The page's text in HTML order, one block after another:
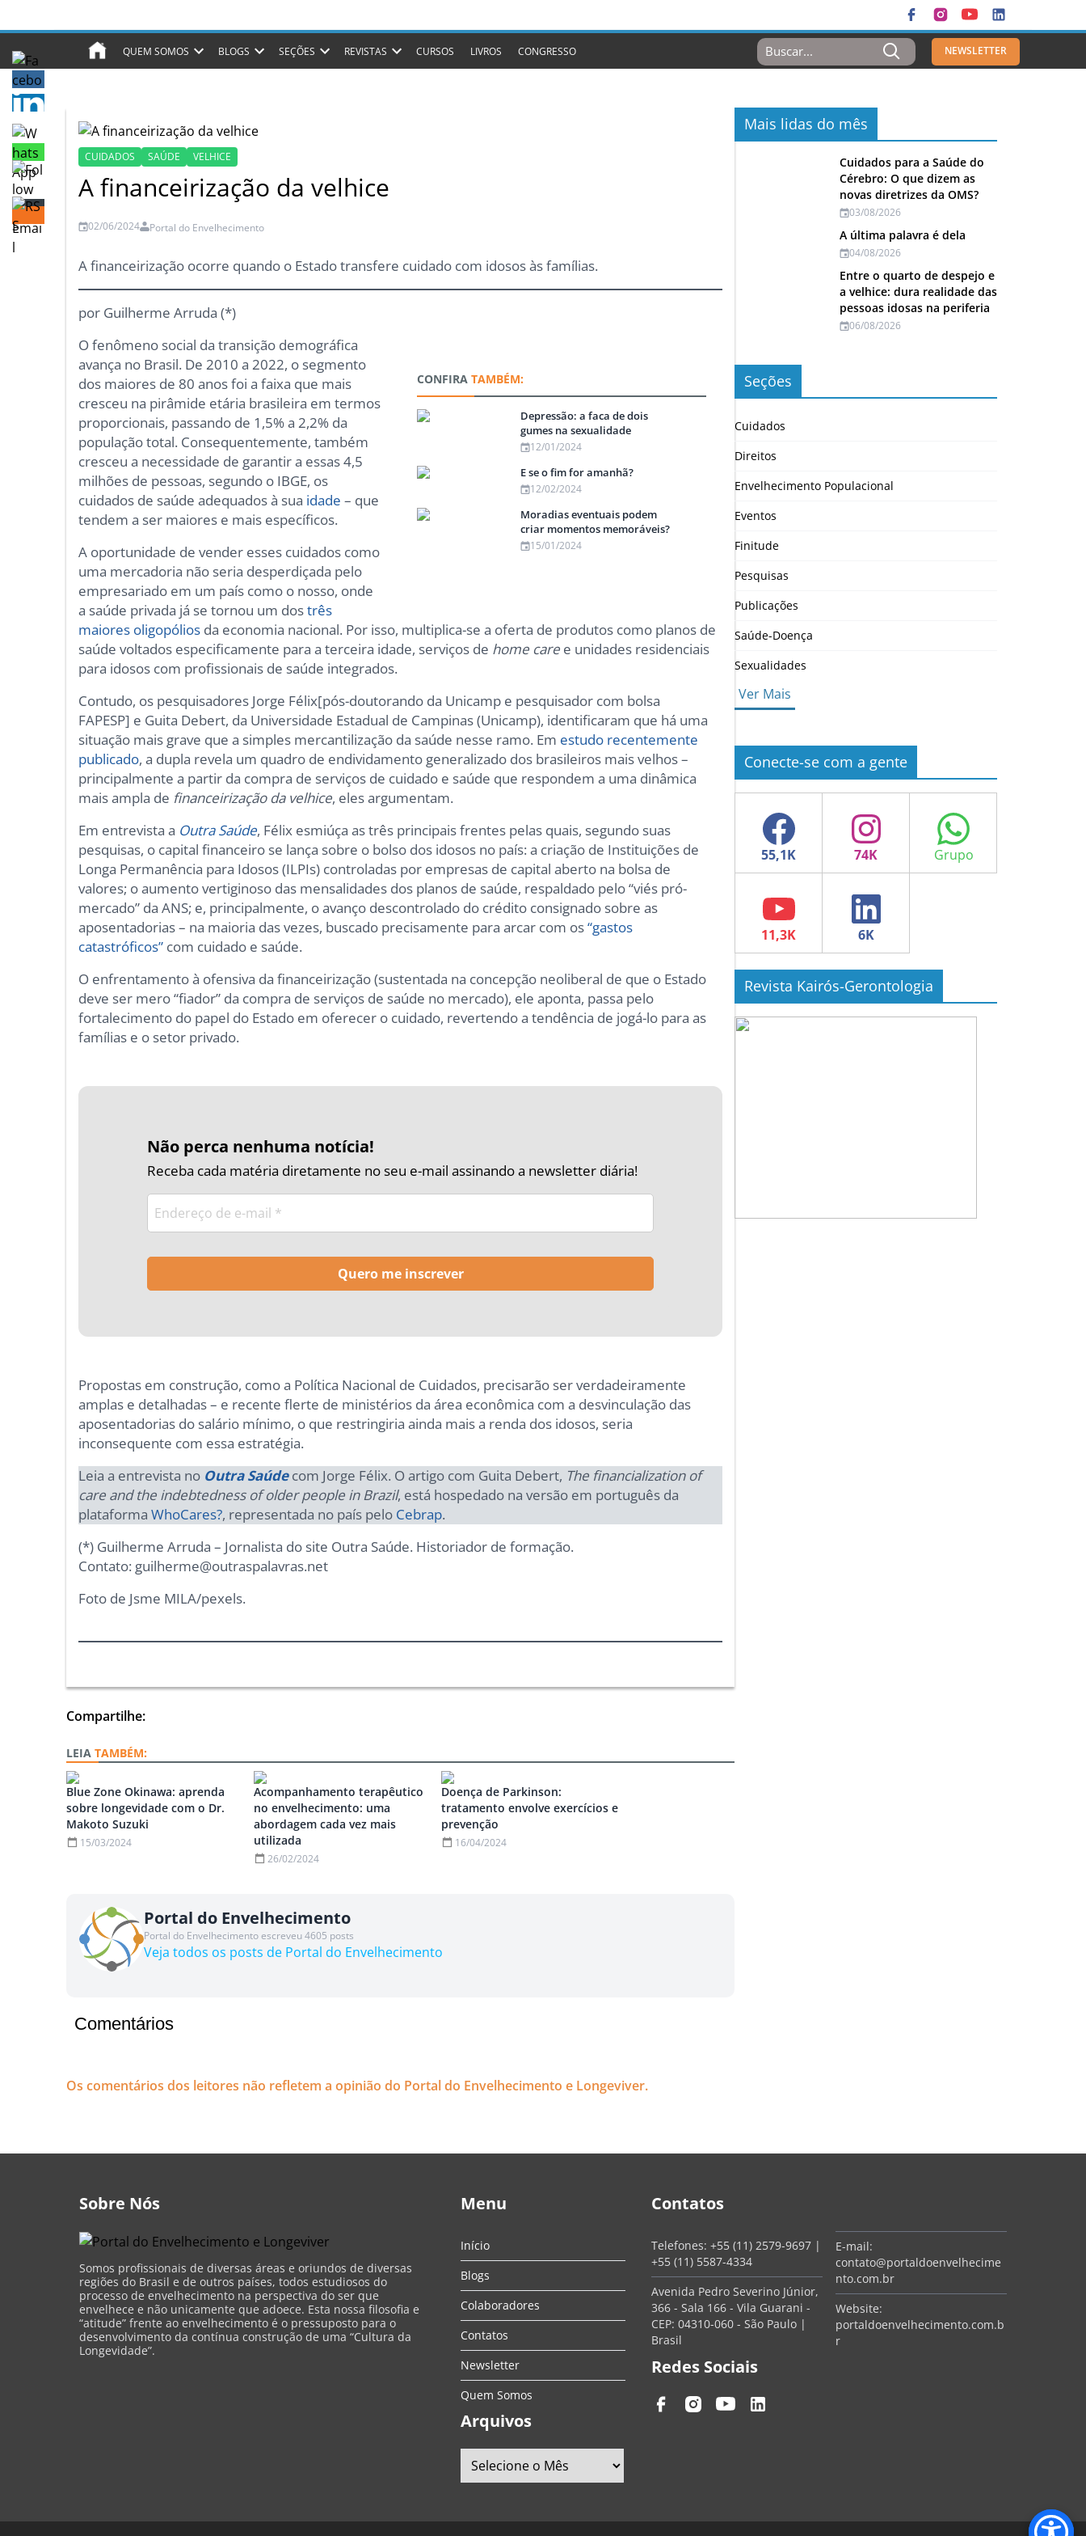
QUEM SOMOS BLOGS SEÇÕES REVISTAS CURSOS LIVROS CONGRESSO
Resultados
Para:
NEWSLETTER
CUIDADOS SAÚDE VELHICE
A financeirização da velhice
02/06/2024 Portal do Envelhecimento
A financeirização ocorre quando o Estado transfere cuidado com idosos às famílias.
por Guilherme Arruda (*)
CONFIRA TAMBÉM:
Depressão: a faca de dois
gumes na sexualidade
12/01/2024
E se o fim for amanhã?
12/02/2024
Moradias eventuais podem
criar momentos memoráveis?
15/01/2024
O fenômeno social da transição demográfica
avança no Brasil. De 2010 a 2022, o segmento
dos maiores de 80 anos foi a faixa que mais
cresceu na pirâmide etária brasileira em termos
proporcionais, passando de 1,5% a 2,2% da
população total. Consequentemente, também
cresceu a necessidade de garantir a essas 4,5
milhões de pessoas, segundo o IBGE, os
cuidados de saúde adequados à sua idade – que
tendem a ser maiores e mais específicos.
A oportunidade de vender esses cuidados como
uma mercadoria não seria desperdiçada pelo
empresariado em um país como o nosso, onde
a saúde privada já se tornou um dostrês
maiores oligopólios da economia nacional. Por isso, multiplica-se a oferta de produtos como planos de
saúde voltados especificamente para a terceira idade, serviços de home care e unidades residenciais
para idosos com profissionais de saúde integrados.
Contudo, os pesquisadores Jorge Félix[pós-doutorando da Unicamp e pesquisador com bolsa
FAPESP] e Guita Debert, da Universidade Estadual de Campinas (Unicamp), identificaram que há uma
situação mais grave que a simples mercantilização da saúde nesse ramo. Em estudo recentemente
publicado, a dupla revela um quadro de endividamento generalizado dos brasileiros mais velhos –
principalmente a partir da compra de serviços de cuidado e saúde que respondem a uma dinâmica
mais ampla de financeirização da velhice, eles argumentam.
Em entrevista a Outra Saúde, Félix esmiúça as três principais frentes pelas quais, segundo suas
pesquisas, o capital financeiro se lança sobre o bolso dos idosos no país: a criação de Instituições de
Longa Permanência para Idosos (ILPIs) controladas por empresas de capital aberto na bolsa de
valores; o aumento vertiginoso das mensalidades dos planos de saúde, respaldado pelo “viés pró-
mercado” da ANS; e, principalmente, o avanço descontrolado do crédito consignado sobre as
aposentadorias – na maioria das vezes, buscado precisamente para arcar com os“gastos
catastróficos” com cuidado e saúde.
O enfrentamento à ofensiva da financeirização (sustentada na concepção neoliberal de que o Estado
deve ser mero “fiador” da compra de serviços de saúde no mercado), ele aponta, passa pelo
fortalecimento do papel do Estado em oferecer o cuidado, revertendo a tendência de jogá-lo para as
famílias e o setor privado.
Não perca nenhuma notícia!
Receba cada matéria diretamente no seu e-mail assinando a newsletter diária!
Propostas em construção, como a Política Nacional de Cuidados, precisarão ser verdadeiramente
amplas e detalhadas – e recente flerte de ministérios da área econômica com a desvinculação das
aposentadorias do salário mínimo, o que restringiria ainda mais a renda dos idosos, seria
inconsequente com essa estratégia.
Leia a entrevista no Outra Saúdecom Jorge Félix. O artigo com Guita Debert, The financialization of
care and the indebtedness of older people in Brazil, está hospedado na versão em português da
plataformaWhoCares?, representada no país pelo Cebrap.
(*) Guilherme Arruda – Jornalista do site Outra Saúde. Historiador de formação.
Contato: guilherme@outraspalavras.net
Foto de Jsme MILA/pexels.
Compartilhe:
TAMBÉM:
Blue Zone Okinawa: aprenda
sobre longevidade com o Dr.
Makoto Suzuki
15/03/2024
Acompanhamento terapêutico
no envelhecimento: uma
abordagem cada vez mais
utilizada
26/02/2024
Doença de Parkinson:
tratamento envolve exercícios e
prevenção
16/04/2024
Portal do Envelhecimento
Portal do Envelhecimento escreveu 4605 posts
Veja todos os posts de Portal do Envelhecimento
Comentários
Os comentários dos leitores não refletem a opinião do Portal do Envelhecimento e Longeviver.
Mais lidas do mês
Cuidados para a Saúde do
Cérebro: O que dizem as
novas diretrizes da OMS?
03/08/2026
A última palavra é dela
04/08/2026
Entre o quarto de despejo e
a velhice: dura realidade das
pessoas idosas na periferia
06/08/2026
Seções
Cuidados
Direitos
Envelhecimento Populacional
Eventos
Finitude
Pesquisas
Publicações
Saúde-Doença
Sexualidades
Ver Mais
Conecte-se com a gente
Facebook Instagram WhatsApp
YouTube LinkedIn
Revista Kairós-Gerontologia
Sobre Nós
Somos profissionais de diversas áreas e oriundos de diversas
regiões do Brasil e de outros países, todos estudiosos do
processo de envelhecimento na perspectiva do ser que
envelhece e não unicamente que adoece. Esta nossa filosofia e
“atitude” frente ao envelhecimento é o pressuposto para o
desenvolvimento da contínua construção de uma “Cultura da
Longevidade”.
Menu
Início
Blogs
Colaboradores
Contatos
Newsletter
Quem Somos
Arquivos
Contatos
Telefones: +55 (11) 2579-9697|
+55 (11) 5587-4334
Avenida Pedro Severino Júnior,
366 - Sala 166 - Vila Guarani -
CEP: 04310-060 - São Paulo |
Brasil
E-mail:
contato@portaldoenvelhecime
nto.com.br
Website:
portaldoenvelhecimento.com.b
r
Redes Sociais